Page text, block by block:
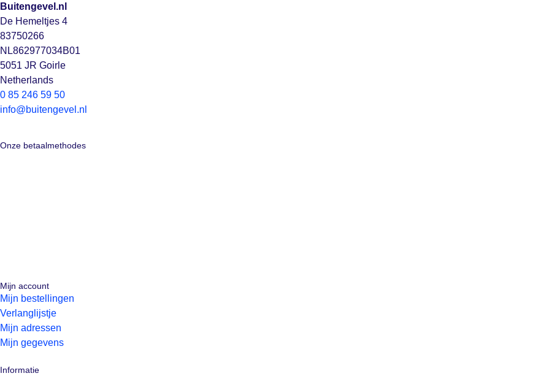
Buitengevel.nl
De Hemeltjes 4
83750266
NL862977034B01
5051 JR Goirle
Netherlands
0 85 246 59 50
info@buitengevel.nl
Onze betaalmethodes
Mijn account
Mijn bestellingen
Verlanglijstje
Mijn adressen
Mijn gegevens
Informatie